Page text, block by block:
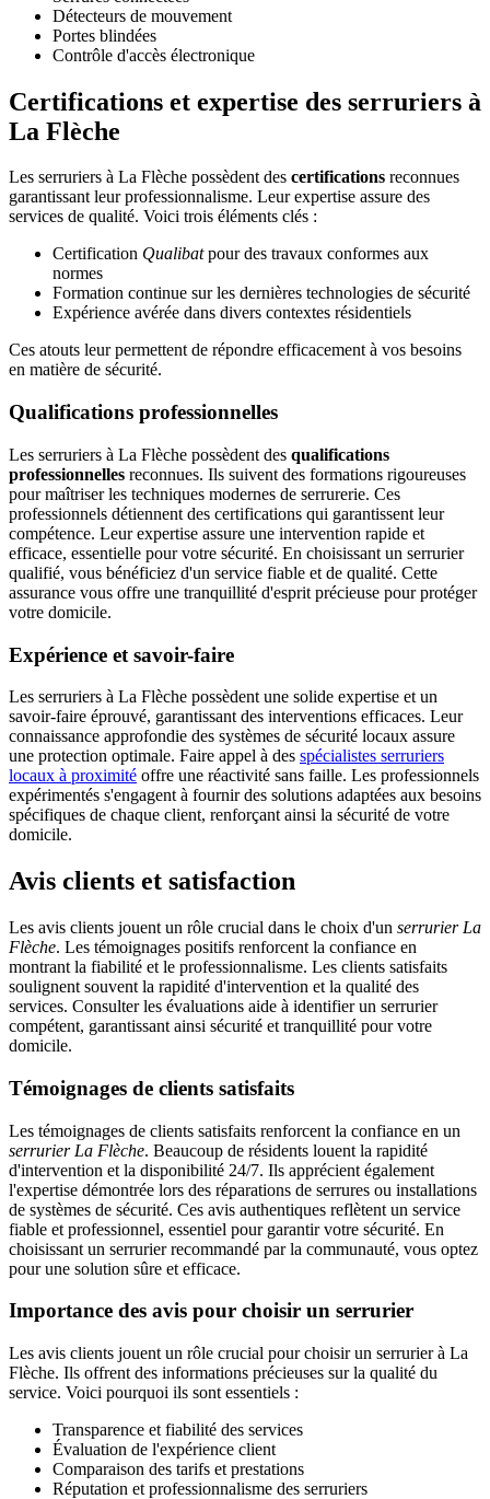
Détecteurs de mouvement
Portes blindées
Contrôle d'accès électronique
Certifications et expertise des serruriers à
La Flèche
Les serruriers à La Flèche possèdent des certifications reconnues
garantissant leur professionnalisme. Leur expertise assure des
services de qualité. Voici trois éléments clés :
Certification Qualibatpour des travaux conformes aux
normes
Formation continue sur les dernières technologies de sécurité
Expérience avérée dans divers contextes résidentiels
Ces atouts leur permettent de répondre efficacement à vos besoins
en matière de sécurité.
Qualifications professionnelles
Les serruriers à La Flèche possèdent des qualifications
professionnelles reconnues. Ils suivent des formations rigoureuses
pour maîtriser les techniques modernes de serrurerie. Ces
professionnels détiennent des certifications qui garantissent leur
compétence. Leur expertise assure une intervention rapide et
efficace, essentielle pour votre sécurité. En choisissant un serrurier
qualifié, vous bénéficiez d'un service fiable et de qualité. Cette
assurance vous offre une tranquillité d'esprit précieuse pour protéger
votre domicile.
Expérience et savoir-faire
Les serruriers à La Flèche possèdent une solide expertise et un
savoir-faire éprouvé, garantissant des interventions efficaces. Leur
connaissance approfondie des systèmes de sécurité locaux assure
une protection optimale. Faire appel à des spécialistes serruriers
locaux à proximité offre une réactivité sans faille. Les professionnels
expérimentés s'engagent à fournir des solutions adaptées aux besoins
spécifiques de chaque client, renforçant ainsi la sécurité de votre
domicile.
Avis clients et satisfaction
Les avis clients jouent un rôle crucial dans le choix d'un serrurier La
Flèche. Les témoignages positifs renforcent la confiance en
montrant la fiabilité et le professionnalisme. Les clients satisfaits
soulignent souvent la rapidité d'intervention et la qualité des
services. Consulter les évaluations aide à identifier un serrurier
compétent, garantissant ainsi sécurité et tranquillité pour votre
domicile.
Témoignages de clients satisfaits
Les témoignages de clients satisfaits renforcent la confiance en un
serrurier La Flèche. Beaucoup de résidents louent la rapidité
d'intervention et la disponibilité 24/7. Ils apprécient également
l'expertise démontrée lors des réparations de serrures ou installations
de systèmes de sécurité. Ces avis authentiques reflètent un service
fiable et professionnel, essentiel pour garantir votre sécurité. En
choisissant un serrurier recommandé par la communauté, vous optez
pour une solution sûre et efficace.
Importance des avis pour choisir un serrurier
Les avis clients jouent un rôle crucial pour choisir un serrurier à La
Flèche. Ils offrent des informations précieuses sur la qualité du
service. Voici pourquoi ils sont essentiels :
Transparence et fiabilité des services
Évaluation de l'expérience client
Comparaison des tarifs et prestations
Réputation et professionnalisme des serruriers